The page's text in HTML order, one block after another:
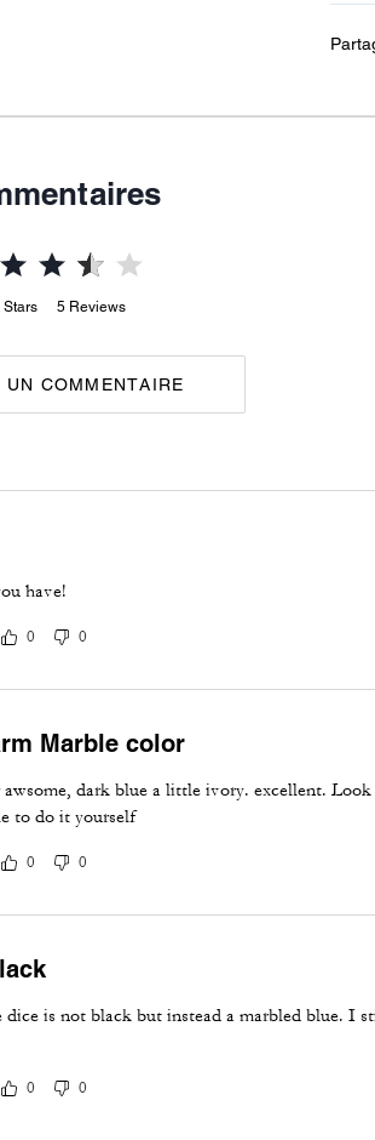
Stars 5 Reviews
UN COMMENTAIRE
have!
0 0
Marble color
dark blue a little ivory. excellent.
to do it yourself
0 0
dice is not black but instead a marbled blue. I
0 0